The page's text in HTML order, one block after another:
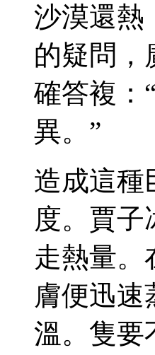
沙漠還熱
的疑問，
確答複：
異。”
造成這種
度。賈子
走熱量。
膚便迅
溫。 隻要